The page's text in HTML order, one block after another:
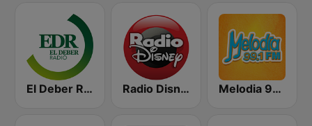
El Deber Radio Radio Disney Bolivia Melodia 99.1 FM